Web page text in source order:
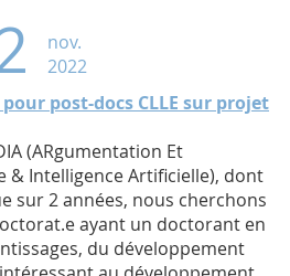
nov.
2022
post-docs CLLE sur projet
(ARgumentation Et
& Intelligence Artificielle), dont
sur 2 années, nous cherchons
ayant un doctorant en
du développement